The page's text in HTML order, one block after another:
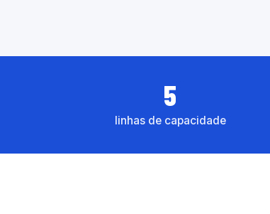
5
linhas de capacidade